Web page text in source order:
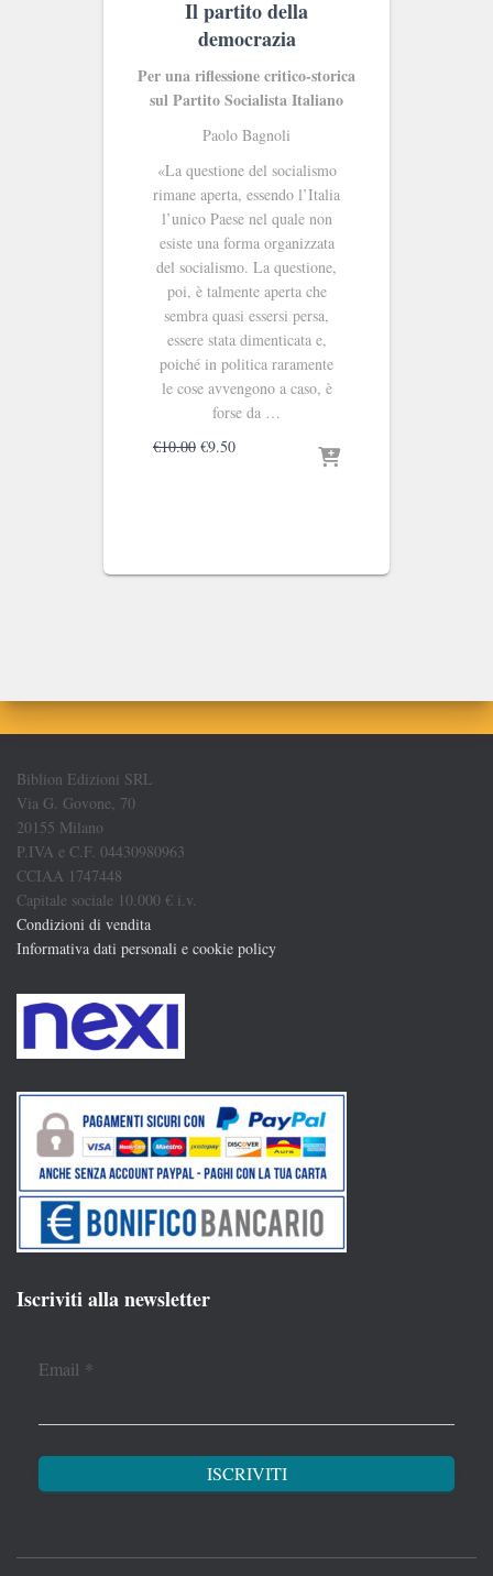
Il partito della
democrazia
Per una riflessione critico-storica
sul Partito Socialista Italiano
Paolo Bagnoli
«La questione del socialismo
rimane aperta, essendo l’Italia
l’unico Paese nel quale non
esiste una forma organizzata
del socialismo. La questione,
poi, è talmente aperta che
sembra quasi essersi persa,
essere stata dimenticata e,
poiché in politica raramente
le cose avvengono a caso, è
forse da …
€10.00 Il
€9.50Il
Biblion Edizioni SRL
Via G. Govone, 70
20155 Milano
P.IVA e C.F. 04430980963
CCIAA 1747448
Capitale sociale 10.000 € i.v.
Condizioni di vendita
Informativa dati personali e cookie policy
Iscriviti alla newsletter
Email *